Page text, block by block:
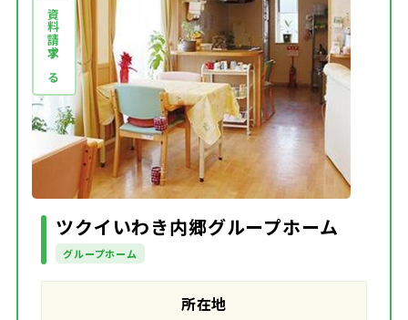
資料請求する
ツクイいわき内郷グループホーム
グループホーム
所在地